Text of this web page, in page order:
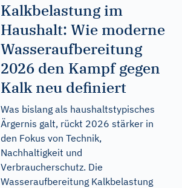
Kalkbelastung im
Haushalt: Wie moderne
Wasseraufbereitung
2026 den Kampf gegen
Kalk neu definiert
Was bislang als haushaltstypisches
Ärgernis galt, rückt 2026 stärker in
den Fokus von Technik,
Nachhaltigkeit und
Verbraucherschutz. Die
Wasseraufbereitung Kalkbelastung